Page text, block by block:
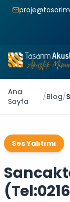
Ana
Sayfa
/Blog/
Ses Yalıtımı